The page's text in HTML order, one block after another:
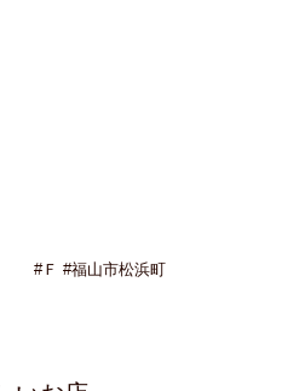
#Ｆ #福山市松浜町